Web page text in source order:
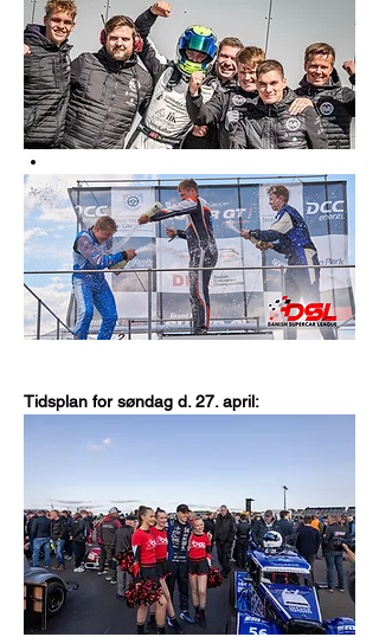
Tidsplan for søndag d. 27. april: